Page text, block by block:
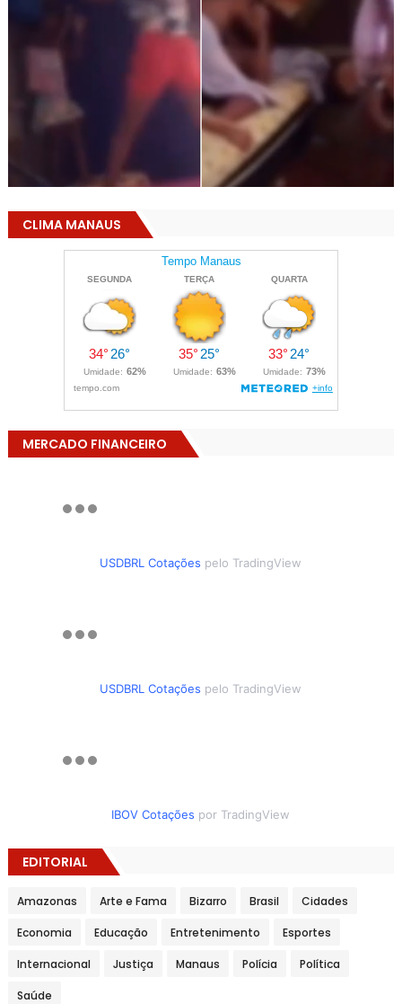
CLIMA MANAUS
MERCADO FINANCEIRO
USDBRL Cotações pelo TradingView
USDBRL Cotações pelo TradingView
IBOV Cotações por TradingView
EDITORIAL
Amazonas Arte e Fama Bizarro Brasil Cidades
Economia Educação Entretenimento Esportes
Internacional Justiça Manaus Polícia Política
Saúde